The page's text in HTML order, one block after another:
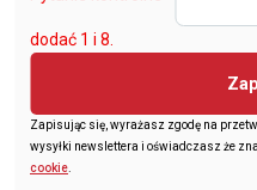
dodać 1 i 8.
Zapisując się, wyrażasz zgodę na
wysyłki newslettera i oświadczasz że
cookie